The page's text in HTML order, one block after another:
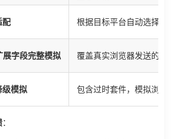
配 根据目标平台自动选择匹
展字段完整模拟 覆盖真实浏览器发送的所
级模拟 包含过时套件，模拟浏览
：